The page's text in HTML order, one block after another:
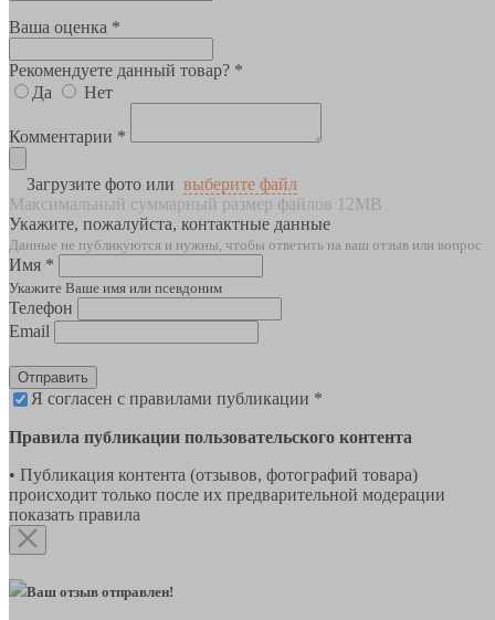
Ваша оценка *
Рекомендуете данный товар? *
Да
Нет
Комментарии *
Загрузите фото или выберите файл
Максимальный суммарный размер файлов 12MB
Укажите, пожалуйста, контактные данные
Данные не публикуются и нужны, чтобы ответить на ваш отзыв или вопрос
Имя *
Укажите Ваше имя или псевдоним
Телефон
Email
Отправить
Я согласен с правилами публикации *
Правила публикации пользовательского контента
• Публикация контента (отзывов, фотографий товара)
происходит только после их предварительной модерации
показать правила
Ваш отзыв отправлен!